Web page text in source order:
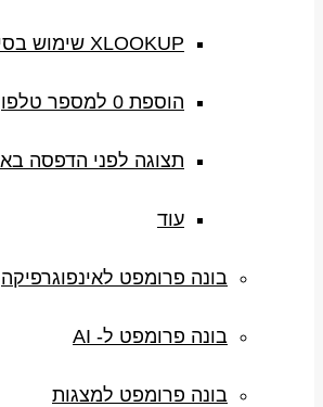
XLOOKUP שימוש בסיסי
הוספת 0 למספר טלפון עם Power Query
תצוגה לפני הדפסה
עוד
בונה פרומפט לאינפוגרפיקה
בונה פרומפט ל- AI
בונה פרומפט למצגות